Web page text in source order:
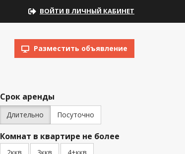
ВОЙТИ В ЛИЧНЫЙ КАБИНЕТ
Разместить объявление
Срок аренды
Длительно Посуточно
Комнат в квартире не более